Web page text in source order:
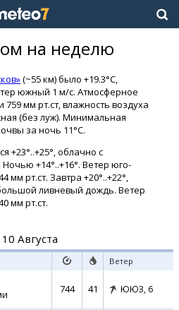
на неделю
(~55 км) было +19.3°C,
южный 1 м/с. Атмосферное
мм рт.ст, влажность воздуха
(без луж). Минимальная
за ночь 11°C.
+23°..+25°, облачно с
+14°..+16°. Ветер юго-
мм рт.ст. Завтра +20°..+22°,
ливневый дождь. Ветер
мм рт.ст.
Августа
Ветер
744 41 ЮЮЗ, 6